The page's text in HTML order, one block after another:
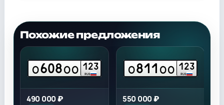
Похожие предложения
О608ОО 123
RUS
490 000 ₽
О811 ОО 123
RUS
550 000 ₽